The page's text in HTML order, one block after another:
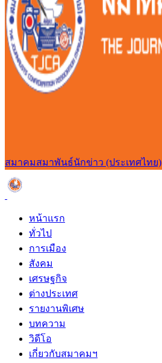
สมาคมสมาพันธ์นักข่าว (ประเทศไทย)
หน้าแรก
ทั่วไป
การเมือง
สังคม
เศรษฐกิจ
ต่างประเทศ
รายงานพิเศษ
บทความ
วิดีโอ
เกี่ยวกับสมาคมฯ